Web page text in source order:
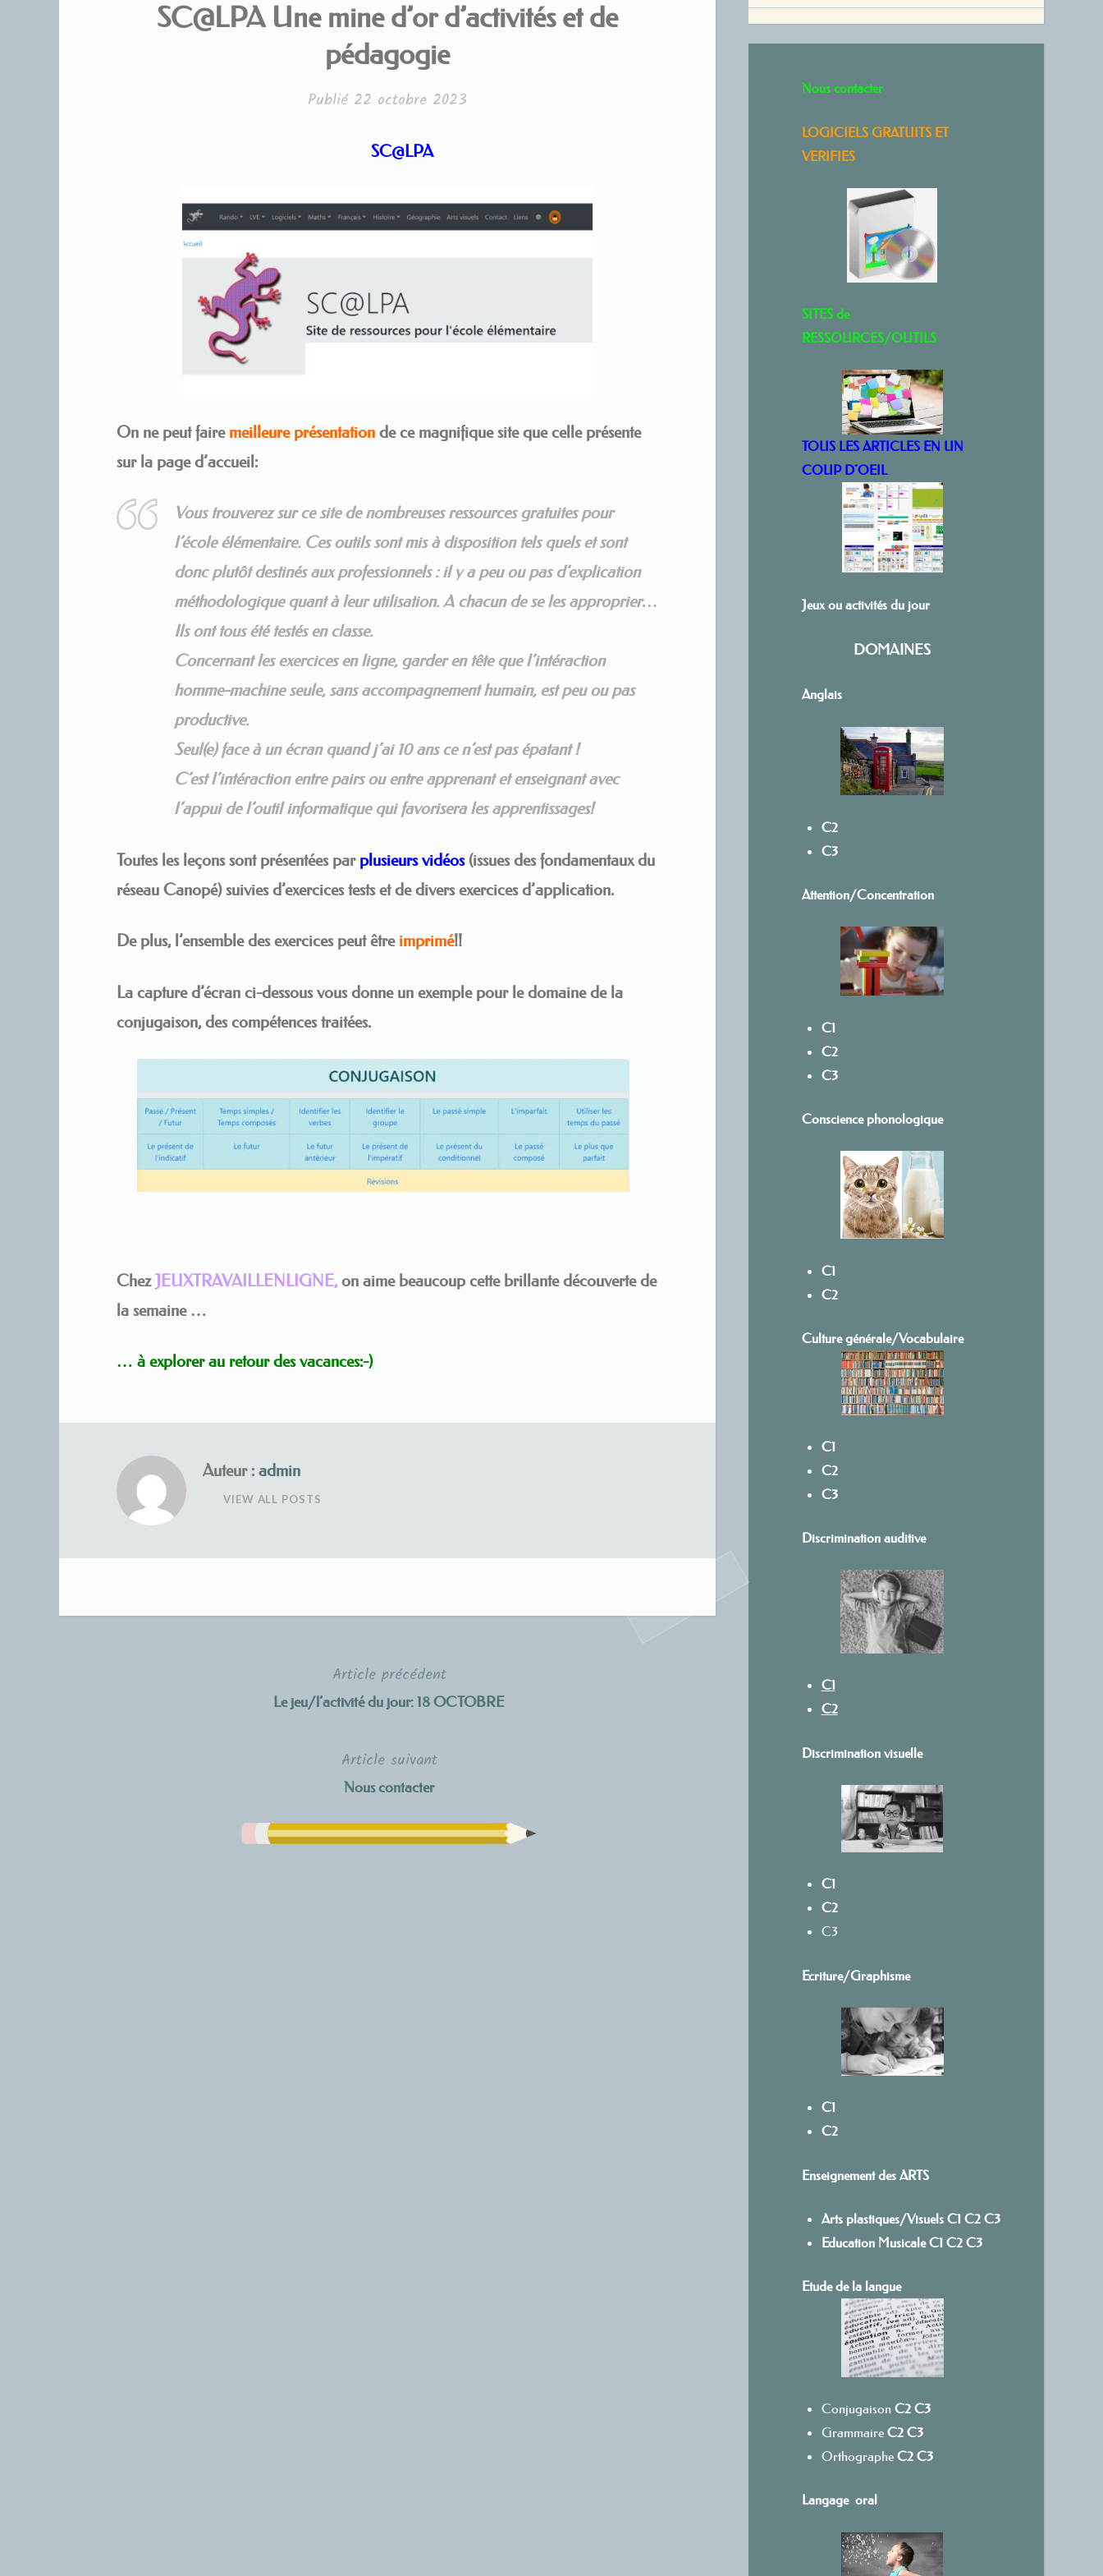
SC@LPA Une mine d’or d’activités et de
pédagogie
Publié 22 octobre 2023
SC@LPA
On ne peut faire meilleure présentation de ce magnifique site que celle présente
sur la page d’accueil:
Vous trouverez sur ce site de nombreuses ressources gratuitespour
l’école élémentaire. Ces outils sont mis à disposition tels quels et sont
donc plutôt destinés aux professionnels : il y a peu ou pas d’explication
méthodologique quant à leur utilisation. A chacun de se les approprier…
Ils ont tous été testés en classe.
Concernant les exercices en ligne, garder en tête que l’intéraction
homme-machine seule, sans accompagnement humain, est peu ou pas
productive.
Seul(e) face à un écran quand j’ai 10 ans ce n’est pas épatant !
C’est l’intéraction entre pairs ou entre apprenant et enseignant avec
l’appui de l’outil informatique qui favorisera les apprentissages!
Toutes les leçons sont présentées par plusieurs vidéos(issues des fondamentaux du
réseau Canopé) suivies d’exercices tests et de divers exercices d’application.
De plus, l’ensemble des exercices peut être imprimé!!
La capture d’écran ci-dessous vous donne un exemple pour le domaine de la
conjugaison, des compétences traitées.
ChezJEUXTRAVAILLENLIGNE, on aime beaucoup cette brillante découverte de
la semaine …
… à explorer au retour des vacances:-)
Auteur : admin
VIEW ALL POSTS
Article précédent
Le jeu/l’activité du jour: 18 OCTOBRE
Article suivant
Nous contacter
Nous contacter
LOGICIELS GRATUITS ET
VERIFIES
SITES de
RESSOURCES/OUTILS
TOUS LES ARTICLES EN UN
COUP D’OEIL
Jeux ou activités du jour
DOMAINES
Anglais
C2
C3
Attention/Concentration
C1
C2
C3
Conscience phonologique
C1
C2
Culture générale/Vocabulaire
C1
C2
C3
Discrimination auditive
C1
C2
Discrimination visuelle
C1
C2
C3
Ecriture/Graphisme
C1
C2
Enseignement des ARTS
Arts plastiques/Visuels C1 C2 C3
Education Musicale C1 C2 C3
Etude de la langue
Conjugaison C2 C3
GrammaireC2 C3
Orthographe C2 C3
Langage oral